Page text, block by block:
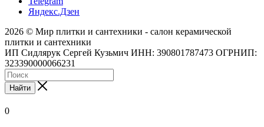
Яндекс.Дзен
2026 © Мир плитки и сантехники - салон керамической
плитки и сантехники
ИП Сидлярук Сергей Кузьмич ИНН: 390801787473 ОГРНИП:
323390000066231
Найти
0